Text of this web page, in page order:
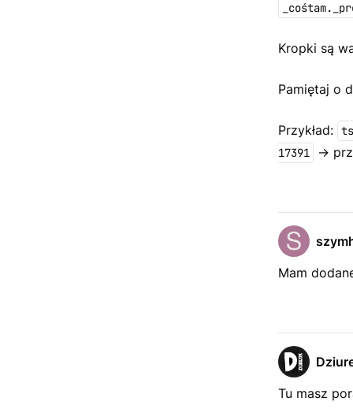
Kropki są
Pamiętaj o
Przykład:
17391
->
Mam
Tu masz